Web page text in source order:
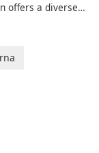
offers a diverse
options for